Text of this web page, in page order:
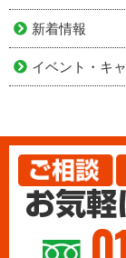
新着情報
イベント・キ